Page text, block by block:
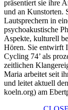
präsentiert sie ihre
und an Kunstorten.
Lautsprechern in
psychoakustische
Aspekte, kulturell
Hören. Sie entwirft
Cycling 74’ als
zeitlichen
Maria arbeitet seit
und leitet aktuell
koeln.org) am